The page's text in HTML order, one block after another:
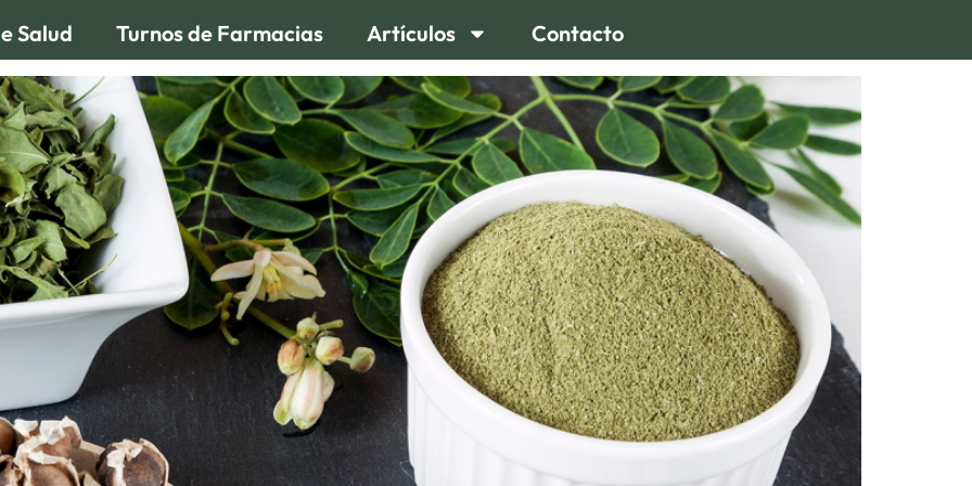
Salud Turnos de Farmacias Artículos Contacto